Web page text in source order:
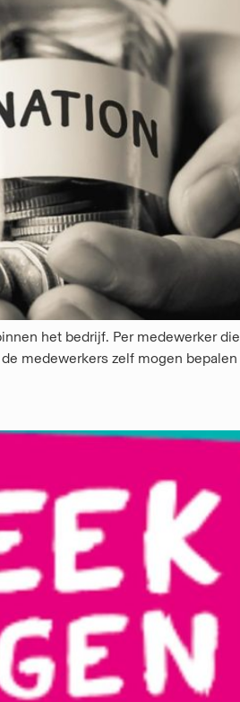
het bedrijf. Per medewerker
medewerkers zelf mogen bepalen